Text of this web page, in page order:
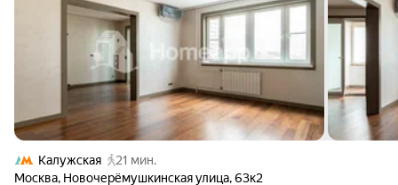
Калужская
21 мин.
Москва, Новочерёмушкинская улица,63к2